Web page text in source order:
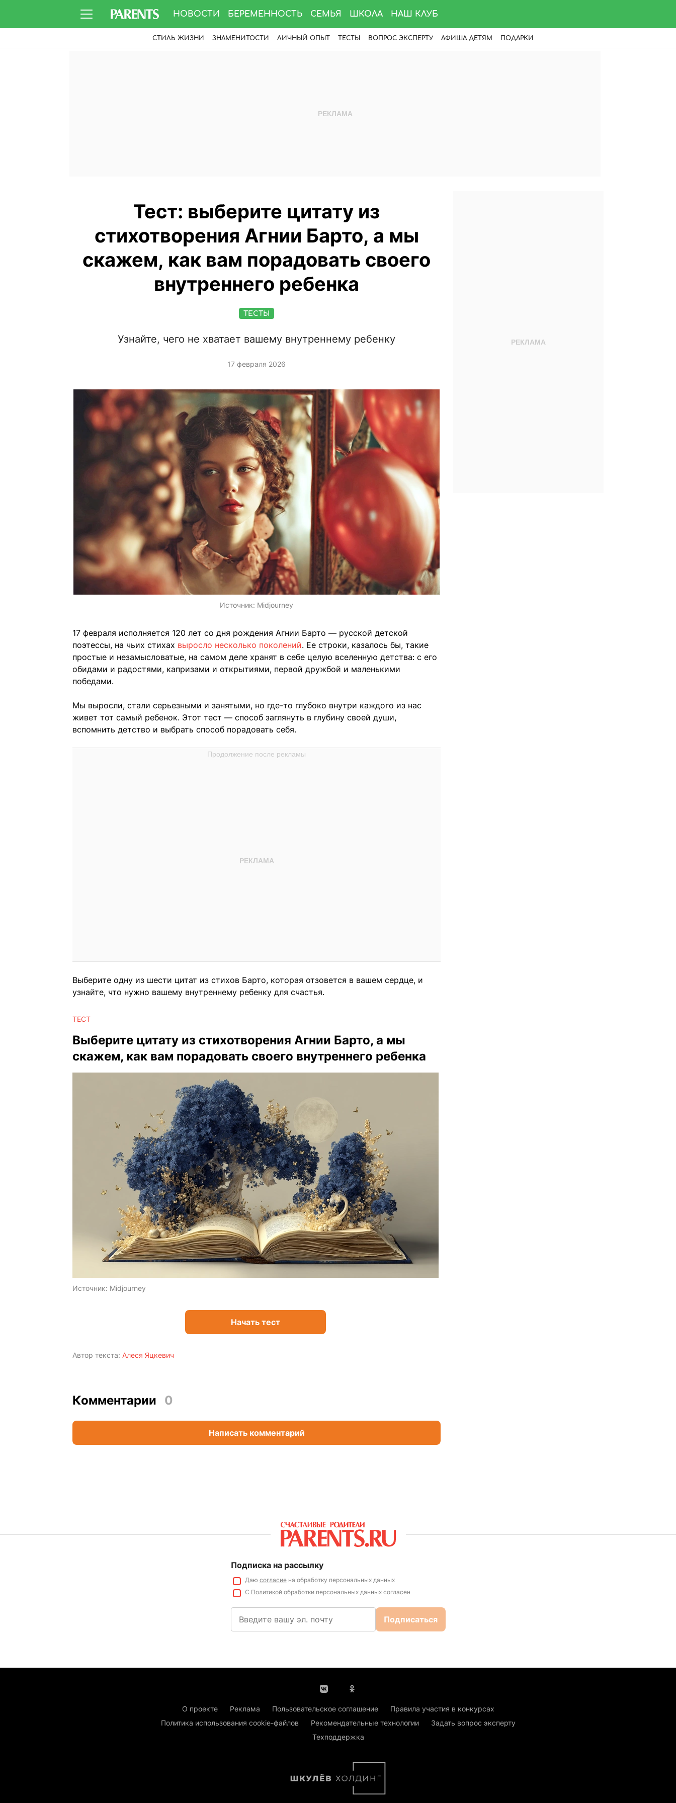
НОВОСТИ БЕРЕМЕННОСТЬ СЕМЬЯ ШКОЛА НАШ КЛУБ
СТИЛЬ ЖИЗНИ ЗНАМЕНИТОСТИ ЛИЧНЫЙ ОПЫТ ТЕСТЫ ВОПРОС ЭКСПЕРТУ АФИША ДЕТЯМ ПОДАРКИ
Тест: выберите цитату из
стихотворения Агнии Барто, а мы
скажем, как вам порадовать своего
внутреннего ребенка
ТЕСТЫ
Узнайте, чего не хватает вашему внутреннему ребенку
17 февраля 2026
Источник: Midjourney
17 февраля исполняется 120 лет со дня рождения Агнии Барто — русской детской
поэтессы, на чьих стихах выросло несколько поколений. Ее строки, казалось бы, такие
простые и незамысловатые, на самом деле хранят в себе целую вселенную детства: с его
обидами и радостями, капризами и открытиями, первой дружбой и маленькими
победами.
Мы выросли, стали серьезными и занятыми, но где-то глубоко внутри каждого из нас
живет тот самый ребенок. Этот тест — способ заглянуть в глубину своей души,
вспомнить детство и выбрать способ порадовать себя.
Выберите одну из шести цитат из стихов Барто, которая отзовется в вашем сердце, и
узнайте, что нужно вашему внутреннему ребенку для счастья.
ТЕСТ
Выберите цитату из стихотворения Агнии Барто, а мы
скажем, как вам порадовать своего внутреннего ребенка
Источник: Midjourney
Начать тест
Автор текста: Алеся Яцкевич
Комментарии 0
Написать комментарий
Подписка на рассылку
Даю согласиена обработку персональных данных
С Политикойобработки персональных данных согласен
Подписаться
О проекте Реклама Пользовательское соглашение
Правила участия в конкурсах
Политика использования cookie-файлов
Рекомендательные технологии
Задать вопрос эксперту
Техподдержка